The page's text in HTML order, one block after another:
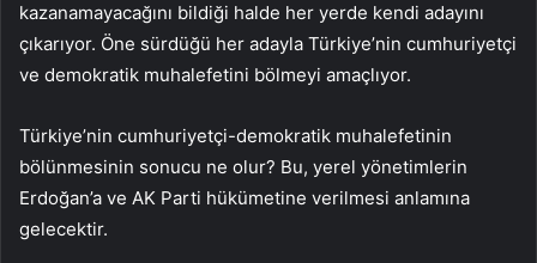
kazanamayacağını bildiği halde her yerde kendi adayını
çıkarıyor. Öne sürdüğü her adayla Türkiye’nin cumhuriyetçi
ve demokratik muhalefetini bölmeyi amaçlıyor.
Türkiye’nin cumhuriyetçi-demokratik muhalefetinin
bölünmesinin sonucu ne olur? Bu, yerel yönetimlerin
Erdoğan’a ve AK Parti hükümetine verilmesi anlamına
gelecektir.